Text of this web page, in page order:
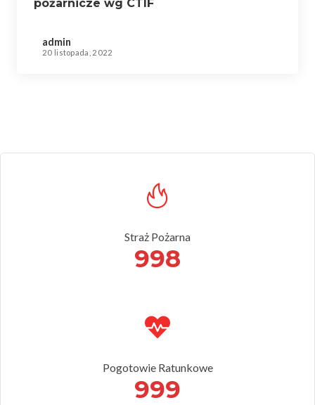
pożarnicze wg CTIF
admin
20 listopada, 2022
Straż Pożarna
998
Pogotowie Ratunkowe
999